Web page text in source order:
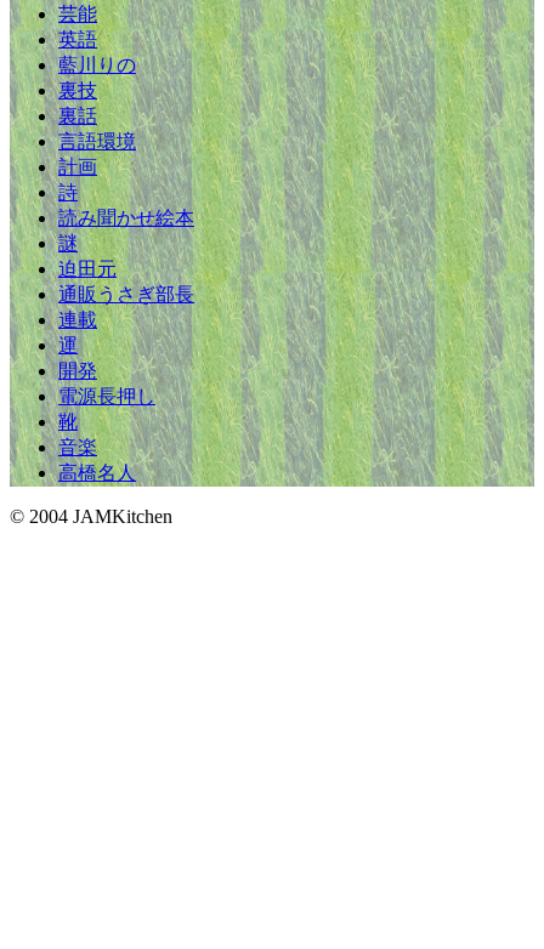
芸能
英語
藍川りの
裏技
裏話
言語環境
計画
詩
読み聞かせ絵本
謎
迫田元
通販うさぎ部長
連載
運
開発
電源長押し
靴
音楽
高橋名人
© 2004 JAMKitchen